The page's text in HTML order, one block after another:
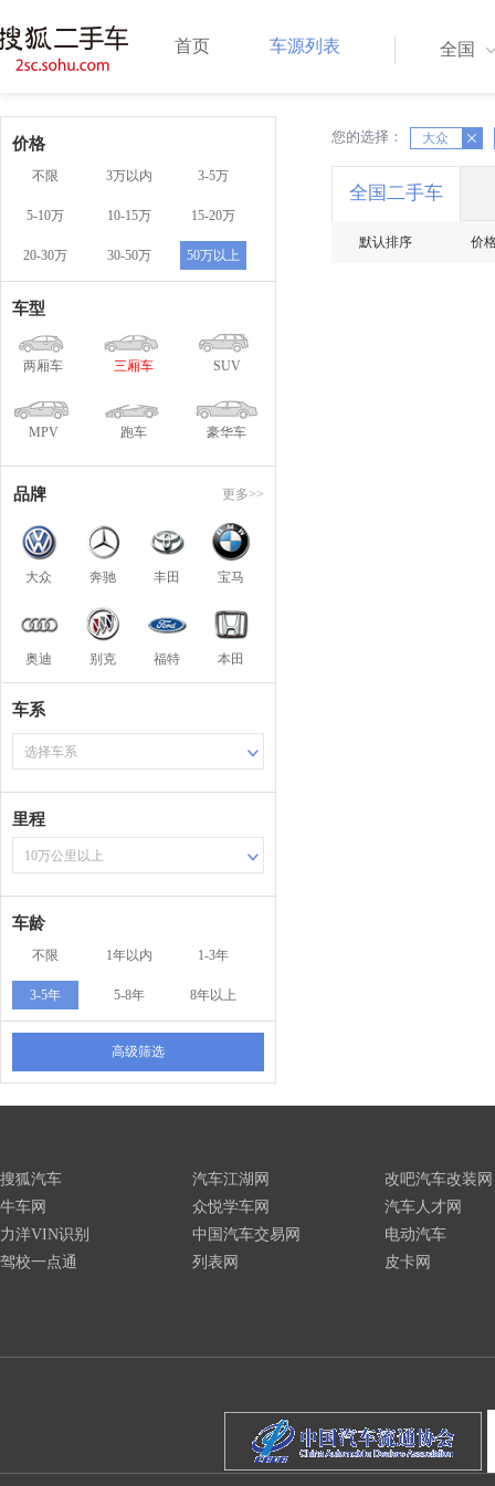
首页 车源列表 全国
价格
不限 3万以内 3-5万
5-10万 10-15万 15-20万
20-30万 30-50万 50万以上
车型
两厢车 三厢车 SUV
MPV 跑车 豪华车
品牌 更多>>
大众 奔驰 丰田 宝马
奥迪 别克 福特 本田
车系
选择车系
里程
10万公里以上
车龄
不限 1年以内 1-3年
3-5年 5-8年 8年以上
高级筛选
您的选择： 大众
X X
全国二手车
默认排序 价
搜狐汽车
牛车网
力洋VIN识别
驾校一点通
汽车江湖网
众悦学车网
中国汽车交易网
列表网
改吧汽车改装网
汽车人才网
电动汽车
皮卡网